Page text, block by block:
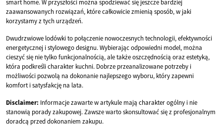
smart home. W przyszłości można spodziewać się jeszcze bardziej
zaawansowanych rozwiązań, które całkowicie zmienią sposób, w jaki
korzystamy z tych urządzeń.
Dwudrzwiowe lodówki to połączenie nowoczesnych technologii, efektywności
energetycznej i stylowego designu. Wybierając odpowiedni model, można
cieszyć się nie tylko funkcjonalnością, ale także oszczędnością oraz estetyką,
która podkreśli charakter kuchni. Dobrze przeanalizowane potrzeby i
możliwości pozwolą na dokonanie najlepszego wyboru, który zapewni
komfort i satysfakcję na lata.
Disclaimer: Informacje zawarte w artykule mają charakter ogólny i nie
stanowią porady zakupowej. Zawsze warto skonsultować się z profesjonalnym
doradcą przed dokonaniem zakupu.